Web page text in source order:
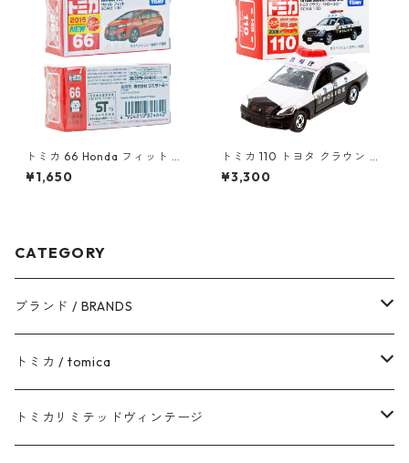
トミカ 66 Honda フィット #1
0824640
¥1,650
トミカ 110 トヨタ クラウン パ
トロールカー #10785552
¥3,300
CATEGORY
ブランド / BRANDS
トヨタ / TOYOTA
ダイハツ / DAIHATSU
トミカ / tomica
赤箱 - 現行トミカ
トミカリミテッドヴィンテージ